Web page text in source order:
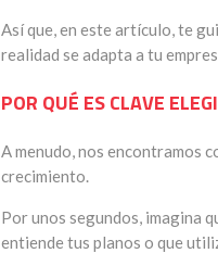
Así que, en este artículo, te
realidad se adapta a tu
POR QUÉ ES CLAVE
A menudo, nos encontramos
crecimiento.
Por unos segundos, imagina
entiende tus planos o que